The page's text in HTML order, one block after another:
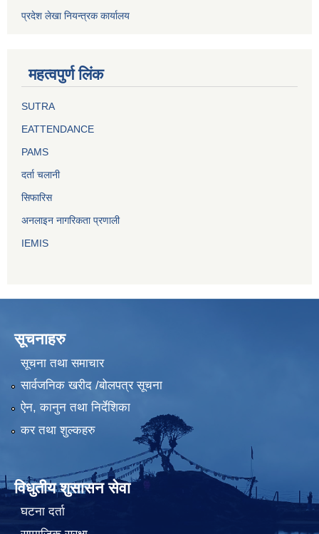
प्रदेश लेखा नियन्त्रक कार्यालय
महत्वपुर्ण लिंक
SUTRA
EATTENDANCE
PAMS
दर्ता चलानी
सिफारिस
अनलाइन नागरिकता प्रणाली
IEMIS
सूचनाहरु
सूचना तथा समाचार
सार्वजनिक खरीद /बोलपत्र सूचना
ऐन, कानुन तथा निर्देशिका
कर तथा शुल्कहरु
विधुतीय शुसासन सेवा
घटना दर्ता